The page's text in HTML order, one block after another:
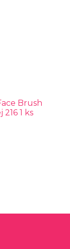
Brush
1 ks